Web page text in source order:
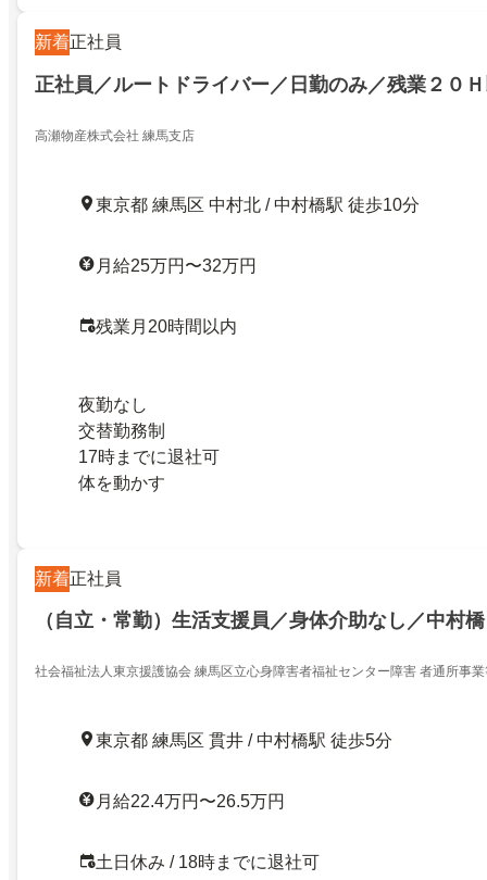
新着正社員
正社員／ルートドライバー／日勤のみ／残業２０
高瀬物産株式会社 練馬支店
東京都 練馬区 中村北 / 中村橋駅 徒歩10分
月給25万円〜32万円
残業月20時間以内
夜勤なし
交替勤務制
17時までに退社可
体を動かす
新着正社員
（自立・常勤）生活支援員／身体介助なし／中村橋
社会福祉法人東京援護協会 練馬区立心身障害者福祉センター障害 者通所事
東京都 練馬区 貫井 / 中村橋駅 徒歩5分
月給22.4万円〜26.5万円
土日休み / 18時までに退社可